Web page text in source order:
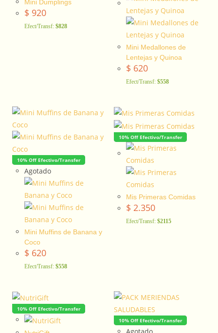
Mini Dumplings
$ 920
Efect/Transf: $828
Mini Medallones de
Lentejas y Quinoa
$ 620
Efect/Transf: $558
10% Off Efectivo/Transfer
Agotado
Mini Muffins de Banana y
Coco
$ 620
Efect/Transf: $558
10% Off Efectivo/Transfer
Mis Primeras Comidas
$ 2.350
Efect/Transf: $2115
10% Off Efectivo/Transfer
10% Off Efectivo/Transfer
Agotado